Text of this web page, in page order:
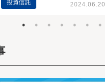
2024.06.20